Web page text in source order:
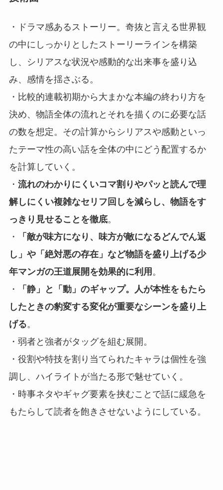
・ドラマ感あるストーリー。奇抜と言える世界観
の中にしっかりとしたストーリーラインを構築
し、シリアスな状況や感動的な出来事を盛り込
み、感情を揺さぶる。
・比較的連載初期から大まかな本編の終わり方を
決め、物語全体の流れとそれを描くのに必要な話
の数を想定。その計算からシリアスや感動といっ
たテーマ性の高い話を全体の中にどう配置するか
を計算していく。
・ 流れのわかりにくいコマ割りやパッと読んで理
解しにくい複雑なセリフ回しを減らし、物語をす
っきり見せることを徹底。
・
「敵が味方になり、味方が敵になるどんでん返
し」や「絶対悪の存在」など物語を盛り上げる少
年マンガの王道展開を効果的に利用 。
・
「静」と「動」のギャップ。人が本性をもたら
したときの豹変する変化が重要なシーンを盛り上
げる。
・弱者と強者がタッグを組む展開。
・役割や特技を割り当てられたキャラは個性を強
調し、ハイライトが当たる形で魅せていく。
・時事ネタやギャグ要素を挟むことで話に緩急を
もたらして読者を飽きさせないようにしている。